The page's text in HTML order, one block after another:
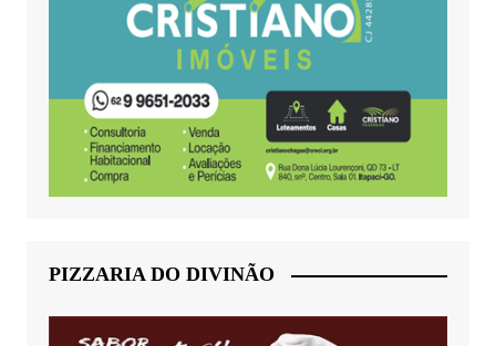
PIZZARIA DO DIVINÃO